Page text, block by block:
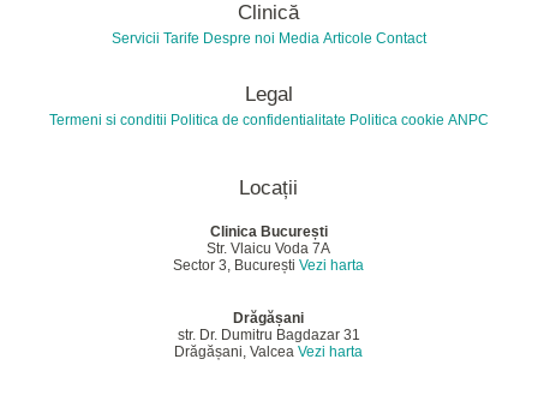
Clinică
Servicii Tarife Despre noi Media Articole Contact
Legal
Termeni si conditii Politica de confidentialitate Politica cookie ANPC
Locații
Clinica București
Str. Vlaicu Voda 7A
Sector 3, București Vezi harta
Drăgășani
str. Dr. Dumitru Bagdazar 31
Drăgășani, Valcea Vezi harta